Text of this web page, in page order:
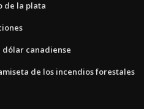
de la plata
dólar canadiense
de los incendios forestales